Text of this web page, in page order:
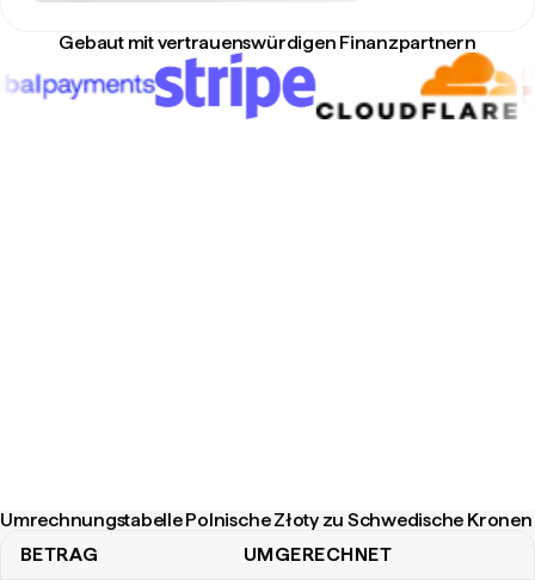
Gebaut mit vertrauenswürdigen Finanzpartnern
Umrechnungstabelle Polnische Złoty zu Schwedische Kronen
BETRAG UMGERECHNET